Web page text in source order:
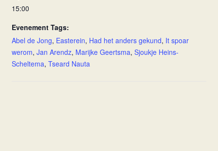
15:00
Evenement Tags:
Abel de Jong, Easterein, Had het anders gekund, It spoar
werom, Jan Arendz, Marijke Geertsma, Sjoukje Heins-
Scheltema, Tseard Nauta